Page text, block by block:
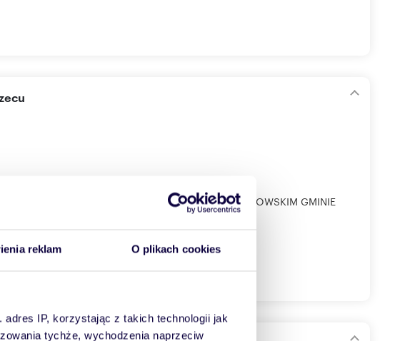
reklam O plikach cookies
IP, korzystając z takich technologii jak
tychże, wychodzenia naprzeciw
PODKARPACKIM, POWIECIE BRZOZOWSKIM GMINIE